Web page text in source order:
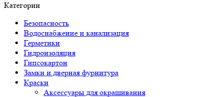
Категории
Безопасность
Водоснабжение и канализация
Герметики
Гидроизоляция
Гипсокартон
Замки и дверная фурнитура
Краски
Аксессуары для окрашивания